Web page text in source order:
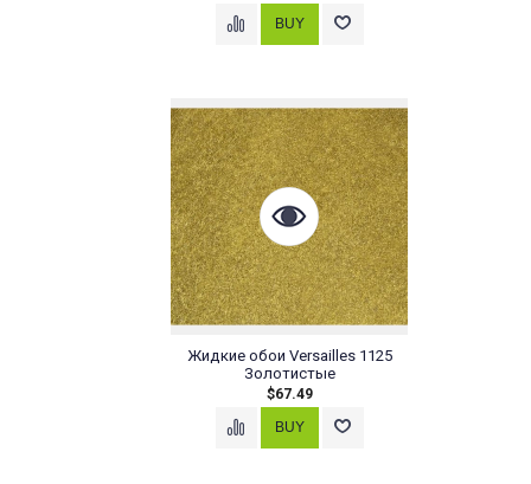
Жидкие обои Versailles 1125
Золотистые
$67.49